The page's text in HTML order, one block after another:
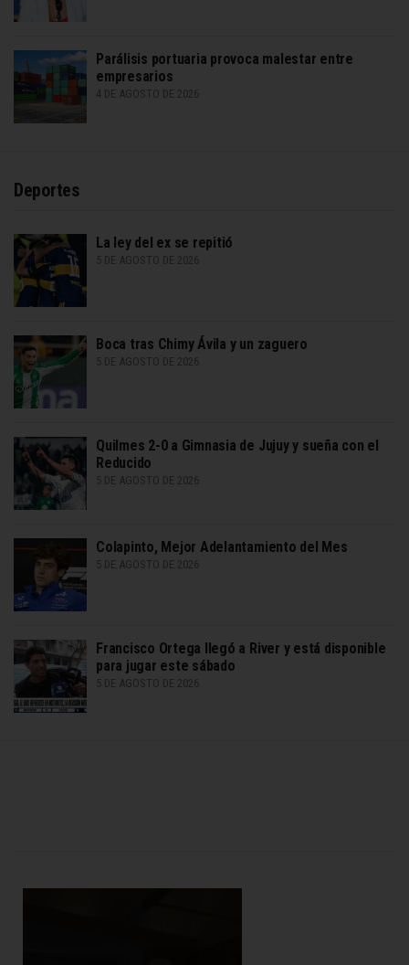
Parálisis portuaria provoca malestar entre
empresarios
4 DE AGOSTO DE 2026
Deportes
La ley del ex se repitió
5 DE AGOSTO DE 2026
Boca tras Chimy Ávila y un zaguero
5 DE AGOSTO DE 2026
Quilmes 2-0 a Gimnasia de Jujuy y sueña con el
Reducido
5 DE AGOSTO DE 2026
Colapinto, Mejor Adelantamiento del Mes
5 DE AGOSTO DE 2026
Francisco Ortega llegó a River y está disponible
para jugar este sábado
5 DE AGOSTO DE 2026